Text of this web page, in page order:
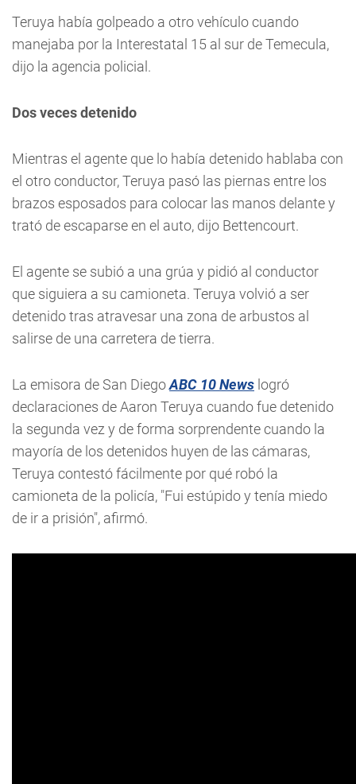
Teruya había golpeado a otro vehículo cuando
manejaba por la Interestatal 15 al sur de Temecula,
dijo la agencia policial.
Dos veces detenido
Mientras el agente que lo había detenido hablaba con
el otro conductor, Teruya pasó las piernas entre los
brazos esposados para colocar las manos delante y
trató de escaparse en el auto, dijo Bettencourt.
El agente se subió a una grúa y pidió al conductor
que siguiera a su camioneta. Teruya volvió a ser
detenido tras atravesar una zona de arbustos al
salirse de una carretera de tierra.
La emisora de San DiegoABC 10 News logró
declaraciones de Aaron Teruya cuando fue detenido
la segunda vez y de forma sorprendente cuando la
mayoría de los detenidos huyen de las cámaras,
Teruya contestó fácilmente por qué robó la
camioneta de la policía, "Fui estúpido y tenía miedo
de ir a prisión", afirmó.